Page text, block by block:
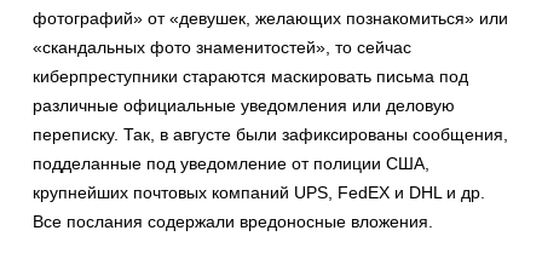
фотографий» от «девушек, желающих познакомиться» или
«скандальных фото знаменитостей», то сейчас
киберпреступники стараются маскировать письма под
различные официальные уведомления или деловую
переписку. Так, в августе были зафиксированы сообщения,
подделанные под уведомление от полиции США,
крупнейших почтовых компаний UPS, FedEX и DHL и др.
Все послания содержали вредоносные вложения.